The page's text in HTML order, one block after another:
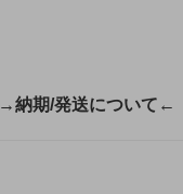
→納期/発送について←